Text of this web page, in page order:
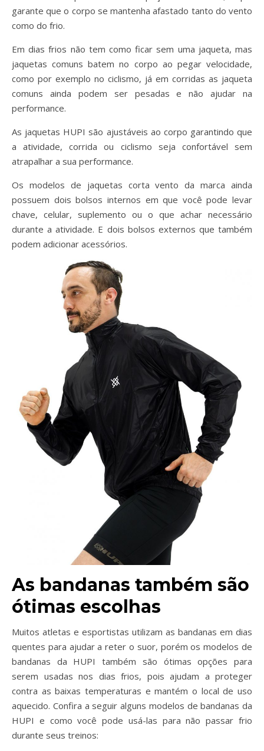
garante que o corpo se mantenha afastado tanto do vento
como do frio.
Em dias frios não tem como ficar sem uma jaqueta, mas
jaquetas comuns batem no corpo ao pegar velocidade,
como por exemplo no ciclismo, já em corridas as jaqueta
comuns ainda podem ser pesadas e não ajudar na
performance.
As jaquetas HUPI são ajustáveis ao corpo garantindo que
a atividade, corrida ou ciclismo seja confortável sem
atrapalhar a sua performance.
Os modelos de jaquetas corta vento da marca ainda
possuem dois bolsos internos em que você pode levar
chave, celular, suplemento ou o que achar necessário
durante a atividade. E dois bolsos externos que também
podem adicionar acessórios.
As bandanas também são
ótimas escolhas
Muitos atletas e esportistas utilizam as bandanas em dias
quentes para ajudar a reter o suor, porém os modelos de
bandanas da HUPI também são ótimas opções para
serem usadas nos dias frios, pois ajudam a proteger
contra as baixas temperaturas e mantém o local de uso
aquecido. Confira a seguir alguns modelos de bandanas da
HUPI e como você pode usá-las para não passar frio
durante seus treinos: